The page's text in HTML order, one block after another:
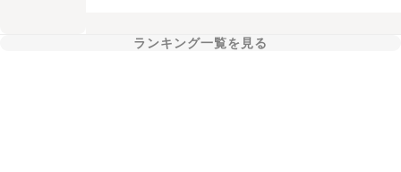
ランキング一覧を見る